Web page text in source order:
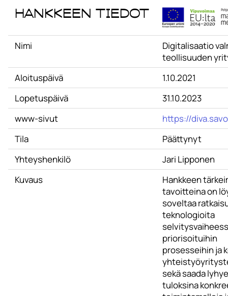
Hankkeen tiedot
Nimi
Digitalisaatio
teollisuuden
Aloituspäivä
1.10.2021
Lopetuspäivä
31.10.2023
www-sivut
https://
Tila
Päättynyt
Yhteyshenkilö
Jari Lipponen
Kuvaus
Hankkeen
tavoitteina on
soveltaa
teknologioita
priorisoituihin
prosesseihin ja
sekä saada
tuloksina